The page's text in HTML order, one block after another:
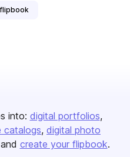
into: digital portfolios
catalogs digital photo
create your flipbook.